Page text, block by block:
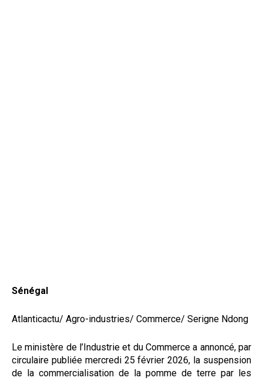
Sénégal
Atlanticactu/ Agro-industries/ Commerce/ Serigne Ndong
Le ministère de l’Industrie et du Commerce a annoncé, par
circulaire publiée mercredi 25 février 2026, la suspension
de la commercialisation de la pomme de terre par les